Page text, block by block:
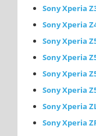
Sony Xperia
Sony Xperia
Sony Xperia
Sony Xperia
Sony Xperia
Sony Xperia
Sony Xperia
Sony Xperia